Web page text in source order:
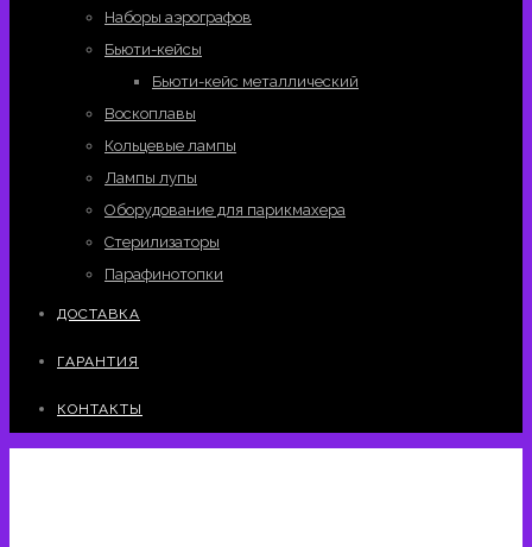
Наборы аэрографов
Бьюти-кейсы
Бьюти-кейс металлический
Воскоплавы
Кольцевые лампы
Лампы лупы
Оборудование для парикмахера
Стерилизаторы
Парафинотопки
ДОСТАВКА
ГАРАНТИЯ
КОНТАКТЫ